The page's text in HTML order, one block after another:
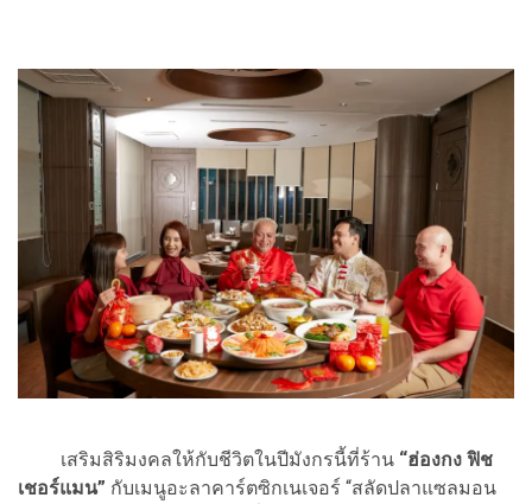
เสริมสิริมงคลให้กับชีวิตในปีมังกรนี้ที่ร้าน “ฮ่องกง ฟิช
เชอร์แมน” กับเมนูอะลาคาร์ตซิกเนเจอร์ “สลัดปลาแซลมอน